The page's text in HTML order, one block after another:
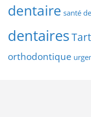
dentaire santé
dentaires
orthodontique